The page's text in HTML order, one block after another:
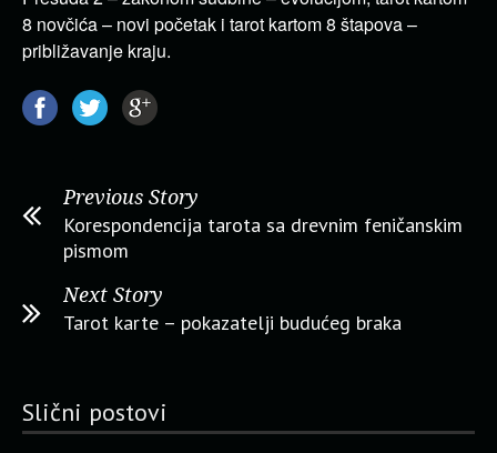
8 novčića – novi početak i tarot kartom 8 štapova –
približavanje kraju.
Previous Story
Korespondencija tarota sa drevnim feničanskim
pismom
Next Story
Tarot karte – pokazatelji budućeg braka
Slični postovi